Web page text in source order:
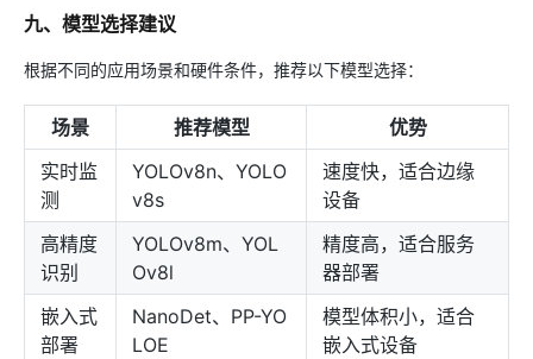
九、模型选择建议
根据不同的应用场景和硬件条件，推荐以下模型选择：
场景 推荐模型
优势
实时监
测
YOLOv8n、YOLO
v8s
速度快，适合边缘
设备
高精度
识别
YOLOv8m、YOL
Ov8l
精度高，适合服务
器部署
嵌入式
部署
NanoDet、PP-YO
LOE
模型体积小，适合
嵌入式设备